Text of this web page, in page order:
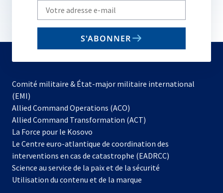
Write
your
email
S'ABONNER
Comité militaire & État-major militaire international
(EMI)
Allied Command Operations (ACO)
dans
nouvel
onglet
Allied Command Transformation (ACT)
La Force pour le Kosovo
dans
un
nouvel
onglet
Le Centre euro-atlantique de coordination des
interventions en cas de catastrophe (EADRCC)
Science au service de la paix et de la sécurité
Utilisation du contenu et de la marque